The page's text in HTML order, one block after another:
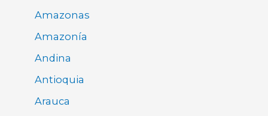
Amazonas
Amazonía
Andina
Antioquia
Arauca